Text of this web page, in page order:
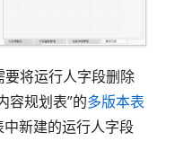
将运行人字段删除
容规划表”的多版本表
新建的运行人字段